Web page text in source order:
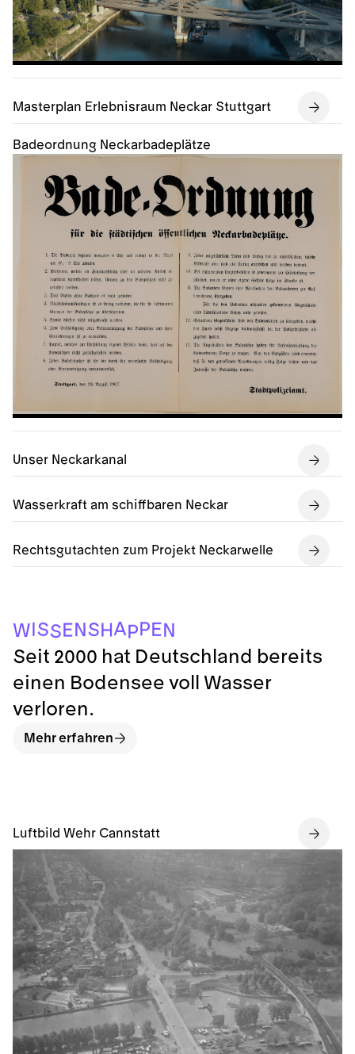
Masterplan Erlebnisraum Neckar Stuttgart
Badeordnung Neckarbadeplätze
Unser Neckarkanal
Wasserkraft am schiffbaren Neckar
Rechtsgutachten zum Projekt Neckarwelle
Luftbild Wehr Cannstatt
WISSENSHA
PPEN
Seit 2000 hat Deutschland bereits
einen Bodensee voll Wasser
verloren.
Mehr erfahren